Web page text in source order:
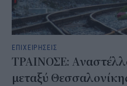
ΕΠΙΧΕΙΡΗΣΕΙΣ
ΤΡΑΙΝΟΣΕ:
μεταξύ